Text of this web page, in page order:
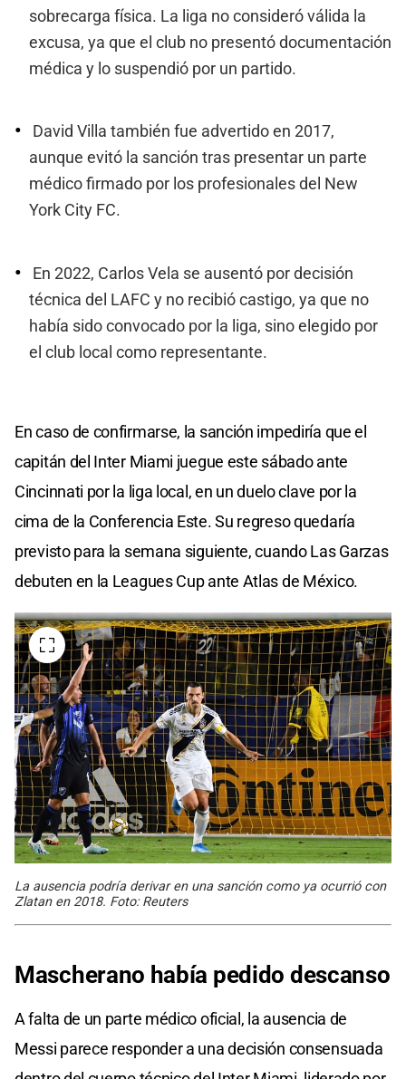
sobrecarga física. La liga no consideró válida la
excusa, ya que el club no presentó documentación
médica y lo suspendió por un partido.
David Villa también fue advertido en 2017,
aunque evitó la sanción tras presentar un parte
médico firmado por los profesionales del New
York City FC.
En 2022, Carlos Vela se ausentó por decisión
técnica del LAFC y no recibió castigo, ya que no
había sido convocado por la liga, sino elegido por
el club local como representante.
En caso de confirmarse, la sanción impediría que el
capitán del Inter Miami juegue este sábado ante
Cincinnati por la liga local, en un duelo clave por la
cima de la Conferencia Este. Su regreso quedaría
previsto para la semana siguiente, cuando Las Garzas
debuten en la Leagues Cup ante Atlas de México.
La ausencia podría derivar en una sanción como ya ocurrió con
Zlatan en 2018. Foto: Reuters
Mascherano había pedido descanso
A falta de un parte médico oficial, la ausencia de
Messi parece responder a una decisión consensuada